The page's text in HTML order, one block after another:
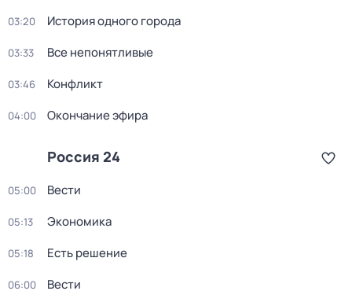
03:20 История одного города
03:33 Все непонятливые
03:46 Конфликт
04:00 Окончание эфира
Россия 24
05:00 Вести
05:13 Экономика
05:18 Есть решение
06:00 Вести